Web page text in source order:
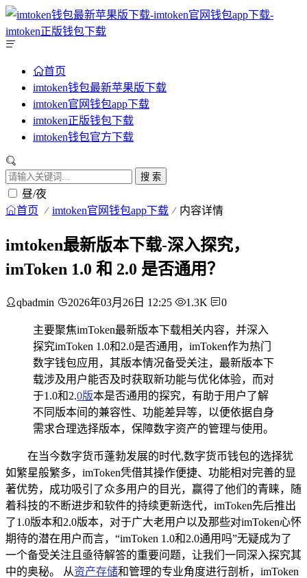
首页
imtoken钱包最新苹果版下载
imtoken官网钱包app下载
imtoken正版钱包下载
imtoken钱包官方下载
搜 索
昼/夜
首页 imtoken官网钱包app下载 内容详情
imtoken最新版本下载-深入探究，
imToken 1.0 和 2.0 是否通用？
qbadmin 2026年03月26日 12:25 1.3K 0
主要聚焦imToken最新版本下载相关内容，并深入
探究imToken 1.0和2.0是否通用，imToken作为热门
数字钱包应用，其版本情况备受关注，最新版本下
载涉及用户能否及时获取新功能与优化体验，而对
于1.0和2.0版本是否通用的探究，有助于用户了解
不同版本间的兼容性、功能差异等，以便依据自身
需求合理选择版本，保障数字资产的管理与使用。
在当今数字货币蓬勃发展的时代,数字货币钱包的选择犹
如繁星般繁多，imToken凭借其操作便捷、功能相对完善的显
著优势，成功吸引了众多用户的目光，赢得了他们的青睐，随
着科技的不断进步和软件的持续更新迭代，imToken先后推出
了1.0版本和2.0版本，对于广大老用户以及那些对imToken心怀
期待的潜在用户而言，“imToken 1.0和2.0通用吗”无疑成为了
一个备受关注且亟待解答的重要问题，让我们一同深入探究其
中的奥秘。 从资产存储和管理的专业角度进行剖析，imToken